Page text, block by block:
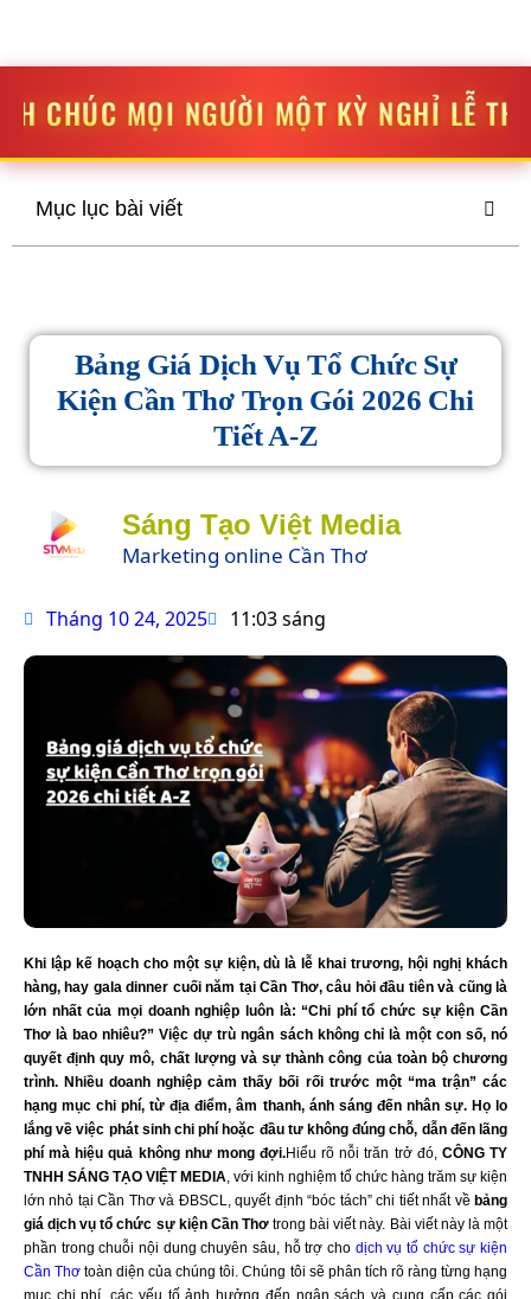
MỘT KỲ NGHỈ LỄ THẬT VUI VẺ VÀ Ý
Mục lục bài viết
Bảng Giá Dịch Vụ Tổ Chức Sự
Kiện Cần Thơ Trọn Gói 2026 Chi
Tiết A-Z
Sáng Tạo Việt Media
Marketing online Cần Thơ
Tháng 10 24, 2025 11:03 sáng
Khi lập kế hoạch cho một sự kiện, dù là lễ khai trương, hội nghị khách
hàng, hay gala dinner cuối năm tại Cần Thơ, câu hỏi đầu tiên và cũng là
lớn nhất của mọi doanh nghiệp luôn là: “Chi phí tổ chức sự kiện Cần
Thơ là bao nhiêu?” Việc dự trù ngân sách không chỉ là một con số, nó
quyết định quy mô, chất lượng và sự thành công của toàn bộ chương
trình. Nhiều doanh nghiệp cảm thấy bối rối trước một “ma trận” các
hạng mục chi phí, từ địa điểm, âm thanh, ánh sáng đến nhân sự. Họ lo
lắng về việc phát sinh chi phí hoặc đầu tư không đúng chỗ, dẫn đến lãng
phí mà hiệu quả không như mong đợi.Hiểu rõ nỗi trăn trở đó, CÔNG TY
TNHH SÁNG TẠO VIỆT MEDIA, với kinh nghiệm tổ chức hàng trăm sự kiện
lớn nhỏ tại Cần Thơ và ĐBSCL, quyết định “bóc tách” chi tiết nhất về bảng
giá dịch vụ tổ chức sự kiện Cần Thơtrong bài viết này. Bài viết này là một
phần trong chuỗi nội dung chuyên sâu, hỗ trợ cho dịch vụ tổ chức sự kiện
Cần Thơ toàn diện của chúng tôi. Chúng tôi sẽ phân tích rõ ràng từng hạng
mục chi phí, các yếu tố ảnh hưởng đến ngân sách và cung cấp các gói